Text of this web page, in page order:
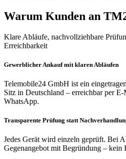
Warum Kunden an
Klare Abläufe, nachvollziehbare
Erreichbarkeit
Gewerblicher Ankauf mit klaren Abläufen
Telemobile24 GmbH ist ein
Sitz in Deutschland – erreichbar per
WhatsApp.
Transparente Prüfung statt
Jedes Gerät wird einzeln geprüft. Bei
Gegenangebot mit Begründung – kein